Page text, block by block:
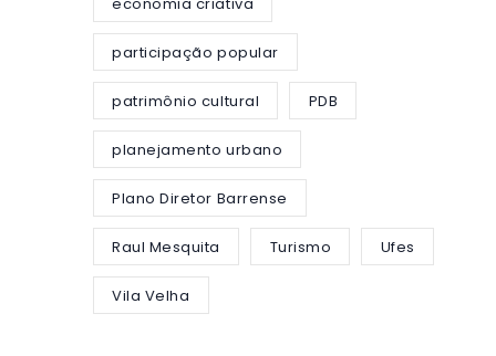
participação popular
patrimônio cultural PDB
planejamento urbano
Plano Diretor Barrense
Raul Mesquita Turismo Ufes
Vila Velha